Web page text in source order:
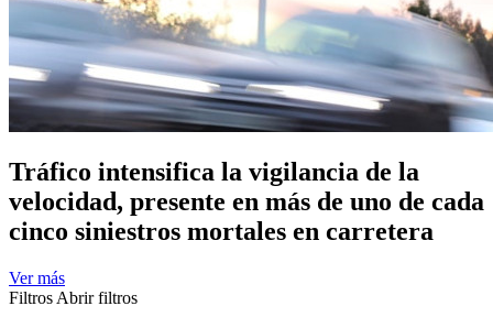
Tráfico intensifica la vigilancia de la
velocidad, presente en más de uno de cada
cinco siniestros mortales en carretera
Ver más
Filtros Abrir filtros